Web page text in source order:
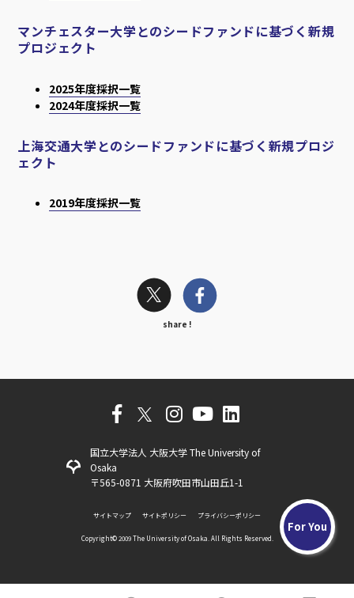
For You
マンチェスター大学とのシードファンドに基づく新規
プロジェクト
2025年度採択一覧
2024年度採択一覧
上海交通大学とのシードファンドに基づく新規プロジ
ェクト
2019年度採択一覧
share !
国立大学法人 大阪大学 The University of
Osaka
〒565-0871 大阪府吹田市山田丘1-1
サイトマップ サイトポリシー プライバシーポリシー
Copyright©️ 2009 The University of Osaka. All Rights Reserved.